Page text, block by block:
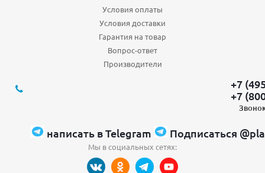
Условия оплаты
Условия доставки
Гарантия на товар
Вопрос-ответ
Производители
+7
+7
написать в Telegram Подписаться
Мы в социальных сетях: